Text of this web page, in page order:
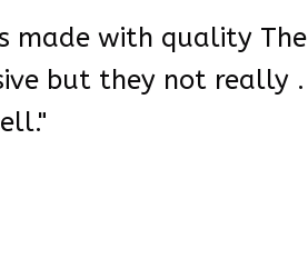
made with quality The
but they not really .